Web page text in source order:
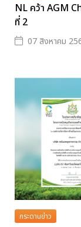
NL คว้า AGM
ที่ 2
07 สิงหาคม
กระดานข่าว